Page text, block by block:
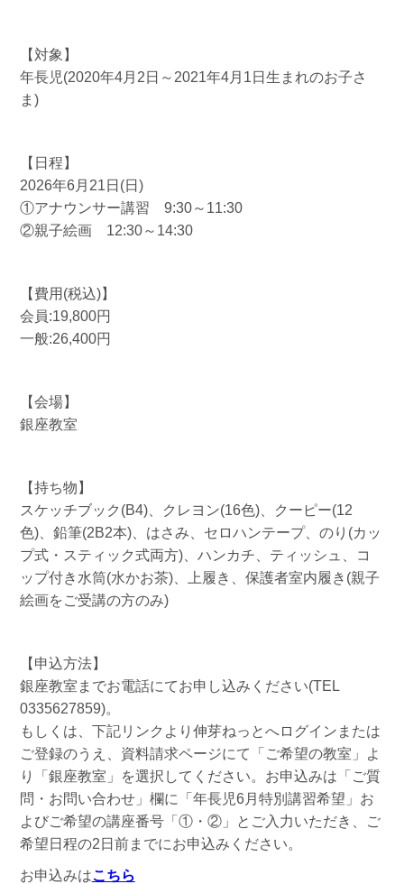
【対象】
年長児(2020年4月2日～2021年4月1日生まれのお子さ
ま)
【日程】
2026年6月21日(日)
①アナウンサー講習 9:30～11:30
②親子絵画 12:30～14:30
【費用(税込)】
会員:19,800円
一般:26,400円
【会場】
銀座教室
【持ち物】
スケッチブック(B4)、クレヨン(16色)、クーピー(12
色)、鉛筆(2B2本)、はさみ、セロハンテープ、のり(カッ
プ式・スティック式両方)、ハンカチ、ティッシュ、コ
ップ付き水筒(水かお茶)、上履き、保護者室内履き(親子
絵画をご受講の方のみ)
【申込方法】
銀座教室までお電話にてお申し込みください(TEL
0335627859)。
もしくは、下記リンクより伸芽ねっとへログインまたは
ご登録のうえ、資料請求ページにて「ご希望の教室」よ
り「銀座教室」を選択してください。お申込みは「ご質
問・お問い合わせ」欄に「年長児6月特別講習希望」お
よびご希望の講座番号「①・②」とご入力いただき、ご
希望日程の2日前までにお申込みください。
お申込みはこちら